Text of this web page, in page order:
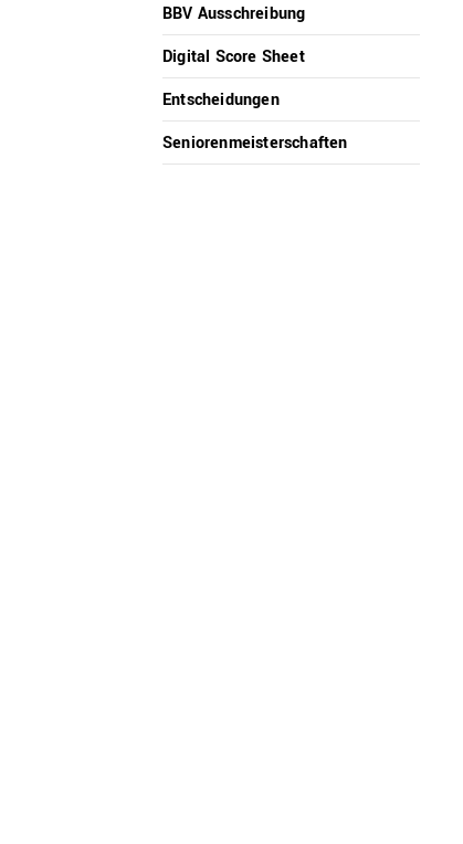
BBV Ausschreibung
Digital Score Sheet
Entscheidungen
Seniorenmeisterschaften